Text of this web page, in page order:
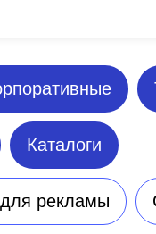
Каталоги
рекламы